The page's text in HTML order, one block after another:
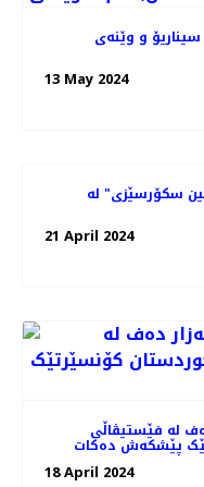
و وێنه‌ی
13 May 2024
سکۆرسێزی" لە
21 April 2024
لە فێستیڤاڵی
پێشکەش دەکات
18 April 2024